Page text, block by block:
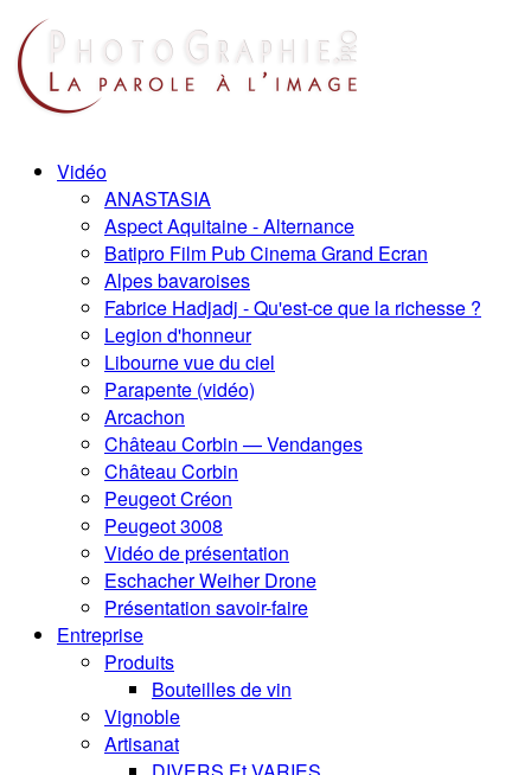
Vidéo
ANASTASIA
Aspect Aquitaine - Alternance
Batipro Film Pub Cinema Grand Ecran
Alpes bavaroises
Fabrice Hadjadj - Qu'est-ce que la richesse ?
Legion d'honneur
Libourne vue du ciel
Parapente (vidéo)
Arcachon
Château Corbin — Vendanges
Château Corbin
Peugeot Créon
Peugeot 3008
Vidéo de présentation
Eschacher Weiher Drone
Présentation savoir-faire
Entreprise
Produits
Bouteilles de vin
Vignoble
Artisanat